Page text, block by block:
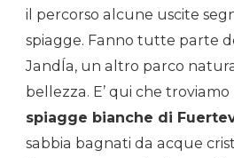
il percorso alcune uscite
spiagge. Fanno tutte parte
JandÍa, un altro parco
bellezza. E’ qui che troviamo
spiagge bianche di
sabbia bagnati da acque